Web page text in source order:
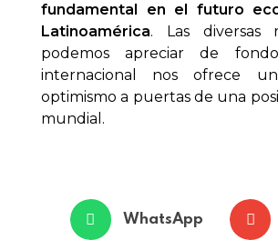
fundamental en el futuro
Latinoamérica. Las diversas
podemos apreciar de
internacional nos ofrece
optimismo a puertas de una
mundial.
WhatsApp